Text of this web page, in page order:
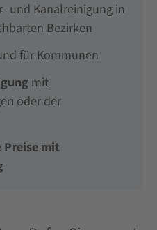
und Kanalreinigung in
Bezirken
für Kommunen
mit
oder der
Preise mit